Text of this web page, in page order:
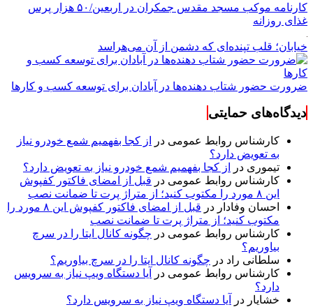
کارنامه موکب مسجد مقدس جمکران در اربعین/۵۰ هزار پرس
غذای روزانه
خیابان؛ قلب تپنده‌ای که دشمن از آن می‌هراسد
ضرورت حضور شتاب ‌دهنده‌ها در آبادان برای توسعه کسب‌ و کارها
دیدگاه‌های حمایتی
کارشناس روابط عمومی در
از کجا بفهمیم شمع خودرو نیاز
به تعویض دارد؟
تیموری در
از کجا بفهمیم شمع خودرو نیاز به تعویض دارد؟
کارشناس روابط عمومی در قبل از امضای فاکتور کفپوش
این ۸ مورد را مکتوب کنید؛ از متراژ پرت تا ضمانت نصب
احسان وفادار در
قبل از امضای فاکتور کفپوش این ۸ مورد را
مکتوب کنید؛ از متراژ پرت تا ضمانت نصب
کارشناس روابط عمومی در چگونه کانال ایتا را در سرچ
بیاوریم؟
سلطانی راد در چگونه کانال ایتا را در سرچ بیاوریم؟
کارشناس روابط عمومی در
آیا دستگاه ویپ نیاز به سرویس
دارد؟
خشایار در آیا دستگاه ویپ نیاز به سرویس دارد؟